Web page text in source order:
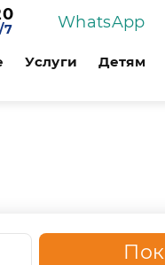
7 WhatsApp
Услуги Детям